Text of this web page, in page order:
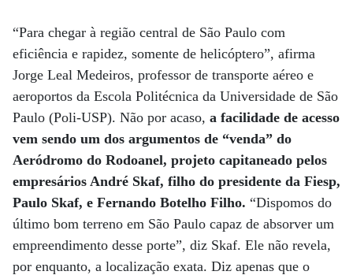
“Para chegar à região central de São Paulo com
eficiência e rapidez, somente de helicóptero”, afirma
Jorge Leal Medeiros, professor de transporte aéreo e
aeroportos da Escola Politécnica da Universidade de São
Paulo (Poli-USP). Não por acaso, a facilidade de acesso
vem sendo um dos argumentos de “venda” do
Aeródromo do Rodoanel, projeto capitaneado pelos
empresários André Skaf, filho do presidente da Fiesp,
Paulo Skaf, e Fernando Botelho Filho. “Dispomos do
último bom terreno em São Paulo capaz de absorver um
empreendimento desse porte”, diz Skaf. Ele não revela,
por enquanto, a localização exata. Diz apenas que o